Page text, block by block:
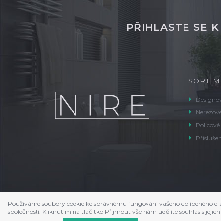
PŘIHLASTE SE
Policové
Používáme soubory cookie ke správnému fungování vašeho oblíbeného
společností. Kliknutím na tlačítko Přijmout vše nám udělíte souhlas s